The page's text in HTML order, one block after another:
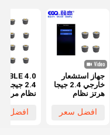
جهاز استشعار
خارجي 2.4 جيجا
هرتز نظام
الإطارات
افضل سعر
BLE 4.0
2.4 جيجا
نظام
بلوتوث
افضل